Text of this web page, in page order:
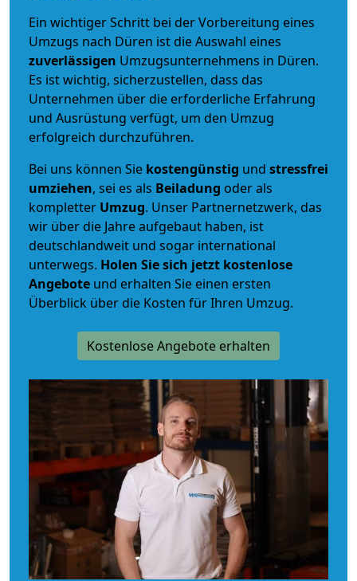
Ein wichtiger Schritt bei der Vorbereitung eines
Umzugs nach Düren ist die Auswahl eines
zuverlässigen Umzugsunternehmens in Düren.
Es ist wichtig, sicherzustellen, dass das
Unternehmen über die erforderliche Erfahrung
und Ausrüstung verfügt, um den Umzug
erfolgreich durchzuführen.
Bei uns können Sie kostengünstig und stressfrei
umziehen, sei es als Beiladung oder als
kompletter Umzug. Unser Partnernetzwerk, das
wir über die Jahre aufgebaut haben, ist
deutschlandweit und sogar international
unterwegs. Holen Sie sich jetzt kostenlose
Angebote und erhalten Sie einen ersten
Überblick über die Kosten für Ihren Umzug.
Kostenlose Angebote erhalten